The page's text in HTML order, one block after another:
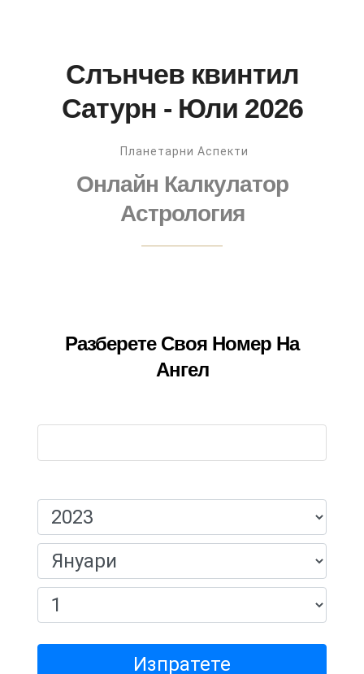
Слънчев квинтил
Сатурн - Юли 2026
Планетарни Аспекти
Онлайн Калкулатор
Астрология
Разберете Своя Номер На
Ангел
Изпратете